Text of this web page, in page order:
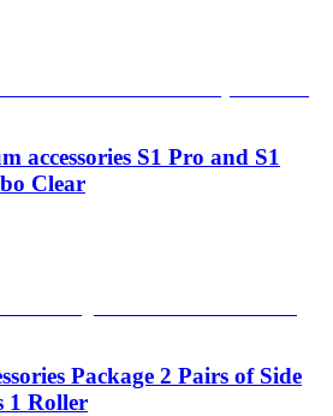
accessories S1 Pro and S1
Clear
Package 2 Pairs of Side
1 Roller